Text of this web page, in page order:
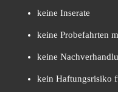
keine Inserate
keine Probefahrten
keine
kein Haftungsrisiko